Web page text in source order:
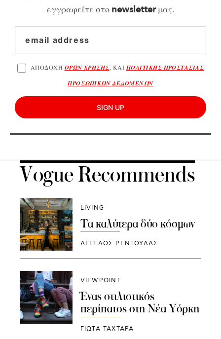
εγγραφείτε στο newsletterμας.
ΑΠΟΔΟΧΗ ΟΡΩΝ ΧΡΗΣΗΣ, ΚΑΙ ΠΟΛΙΤΙΚΗΣ ΠΡΟΣΤΑΣΙΑΣ
ΠΡΟΣΩΠΙΚΩΝ ΔΕΔΟΜΕΝΩΝ
SIGN UP
Vogue Recommends
LIVING
Τα καλύτερα δύο κόσμων
ΑΓΓΕΛΟΣ ΡΕΝΤΟΥΛΑΣ
VIEWPOINT
Ένας στιλιστικός
περίπατος στη Νέα Υόρκη
ΓΙΩΤΑ ΤΑΧΤΑΡΑ